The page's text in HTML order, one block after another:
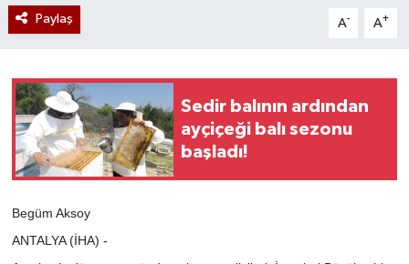
Paylaş A- A+
Sedir balının ardından
ayçiçeği balı sezonu
başladı!
Begüm Aksoy
ANTALYA (İHA) -